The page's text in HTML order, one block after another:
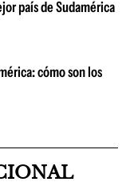
país de Sudamérica
cómo son los